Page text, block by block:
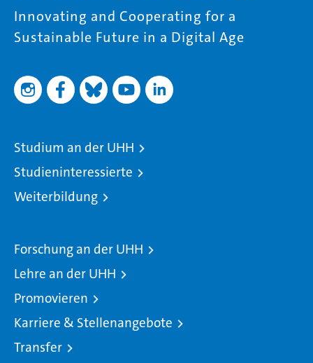
Innovating and Cooperating for a
Sustainable Future in a Digital Age
Studium an der UHH
Studieninteressierte
Weiterbildung
Forschung an der UHH
Lehre an der UHH
Promovieren
Karriere & Stellenangebote
Transfer